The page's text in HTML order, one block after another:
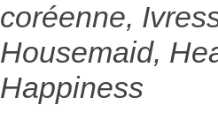
coréenne,
Housemaid,
Happiness